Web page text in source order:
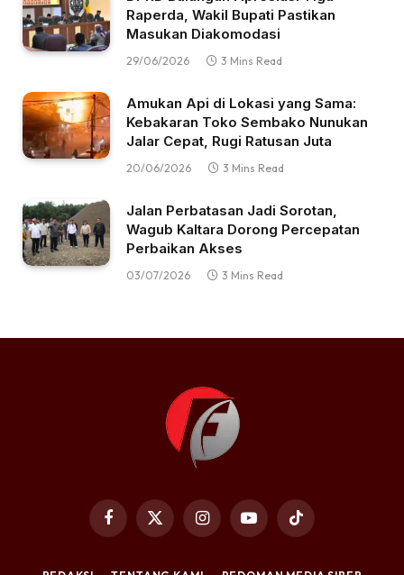
Raperda, Wakil Bupati Pastikan
Masukan Diakomodasi
29/06/2026 3 Mins Read
Amukan Api di Lokasi yang Sama:
Kebakaran Toko Sembako Nunukan
Jalar Cepat, Rugi Ratusan Juta
20/06/2026 3 Mins Read
Jalan Perbatasan Jadi Sorotan,
Wagub Kaltara Dorong Percepatan
Perbaikan Akses
03/07/2026 3 Mins Read
Facebook
X
(Twitter)
InstagramYouTubeTikTok